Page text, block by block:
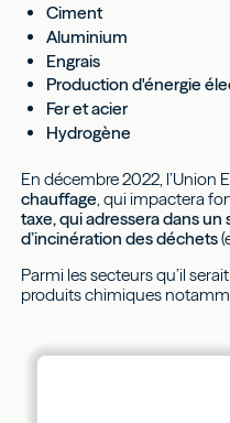
Ciment
Aluminium
Engrais
Production d'énergie
Fer et acier
Hydrogène
En décembre 2022, l’Union
chauffage , qui impactera
taxe, qui adressera dans
d’incinération des déchets
Parmi les secteurs qu’il
produits chimiques